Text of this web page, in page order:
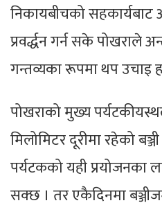
निकायबीचको
प्रवर्द्धन गर्न सके पोखराले
गन्तव्यका रूपमा थप उचाइ
पोखराको मुख्य
मिलोमिटर दूरीमा रहेको
पर्यटकको यही प्रयोजनका
सक्छ । तर एकैदिनमा